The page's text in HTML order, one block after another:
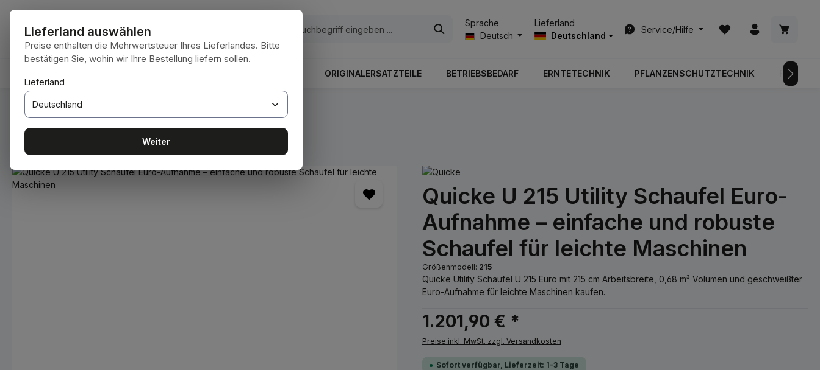
Hauptinhalt springen
Zur Suche springen
Zur Hauptnavigation springen
Sprache
Deutsch
Lieferland
Deutschland
Service/Hilfe
Du hast 0 Produkte
ORIGINALERSATZTEILE BETRIEBSBEDARF ERNTETECHNIK PFLANZENSCHUTZTECHNIK
Du bist hier: Home Arbeitsgeräte Schaufeln
Bildergalerie überspringen
Quicke U 215 Utility Schaufel Euro-
Aufnahme – einfache und robuste
Schaufel für leichte Maschinen
Größenmodell: 215
Quicke Utility Schaufel U 215 Euro mit 215 cm Arbeitsbreite, 0,68 m³ Volumen und geschweißter
Euro-Aufnahme für leichte Maschinen kaufen.
1.201,90 € *
Preise inkl. MwSt. zzgl. Versandkosten
Sofort verfügbar, Lieferzeit: 1-3 Tage
Lieferland auswählen
Preise enthalten die Mehrwertsteuer Ihres Lieferlandes. Bitte
bestätigen Sie, wohin wir Ihre Bestellung liefern sollen.
Lieferland
Weiter